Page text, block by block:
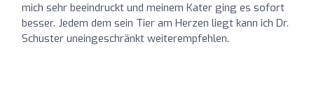
mich sehr beeindruckt und meinem Kater ging es sofort
besser. Jedem dem sein Tier am Herzen liegt kann ich Dr.
Schuster uneingeschränkt weiterempfehlen.